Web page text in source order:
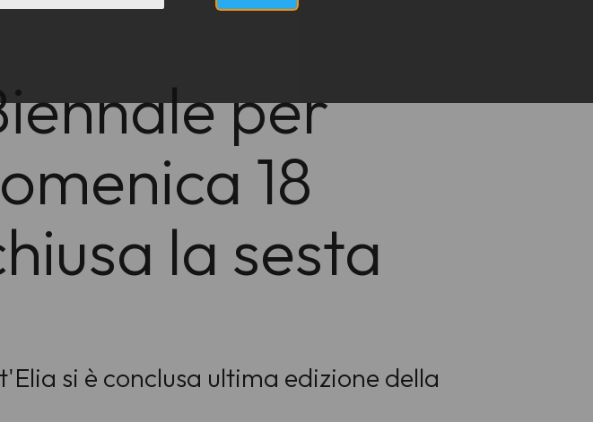
per
18
la sesta
si è conclusa ultima edizione della